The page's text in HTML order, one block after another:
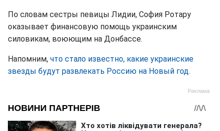
По словам сестры певицы Лидии, София Ротару
оказывает финансовую помощь украинским
силовикам, воюющим на Донбассе.
Напомним, что стало известно, какие украинские
звезды будут развлекать Россию на Новый год.